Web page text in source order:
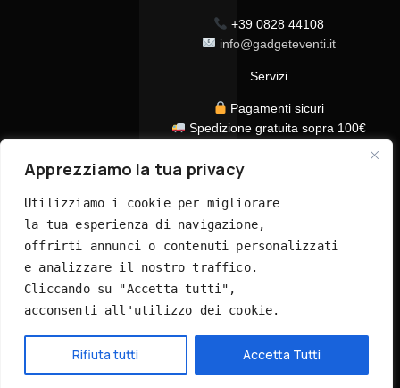
Apprezziamo la tua privacy
Utilizziamo i cookie per migliorare
la tua esperienza di navigazione,
offrirti annunci o contenuti personalizzati
e analizzare il nostro traffico.
Cliccando su "Accetta tutti",
acconsenti all'utilizzo dei cookie.
Rifiuta tutti Accetta Tutti
+39 0828 44108
info@gadgeteventi.it
Servizi
Pagamenti sicuri
Spedizione gratuita sopra 100€
Assistenza clienti dedicata
© 2026 GadgetEventi365.it - Tutti i diritti riservati
Hai bisogno di aiuto?